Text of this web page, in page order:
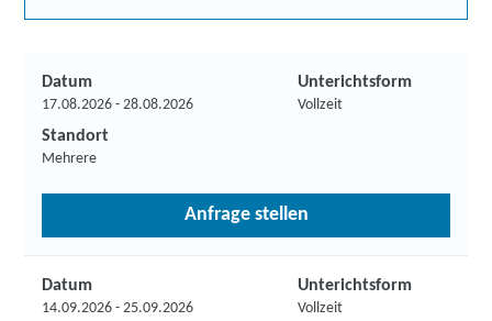
Datum
17.08.2026 - 28.08.2026
Unterichtsform
Vollzeit
Standort
Mehrere
Anfrage stellen
Datum
14.09.2026 - 25.09.2026
Unterichtsform
Vollzeit